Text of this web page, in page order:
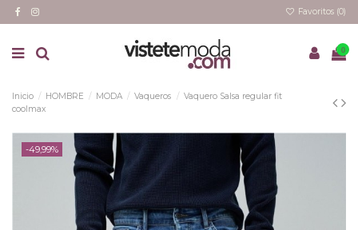
Favoritos (0)
0
Inicio HOMBRE MODA Vaqueros
Vaquero Salsa regular fit
coolmax
-49,99%